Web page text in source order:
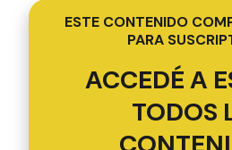
ESTE CONTENIDO
PARA
ACCEDÉ A
TODOS